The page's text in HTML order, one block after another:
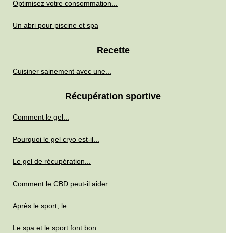
Optimisez votre consommation...
Un abri pour piscine et spa
Recette
Cuisiner sainement avec une...
Récupération sportive
Comment le gel...
Pourquoi le gel cryo est-il...
Le gel de récupération...
Comment le CBD peut-il aider...
Après le sport, le...
Le spa et le sport font bon...